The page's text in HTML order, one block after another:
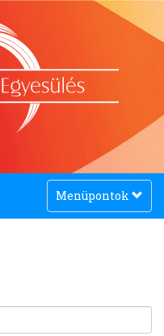
Toggle
navigation
Menüpontok